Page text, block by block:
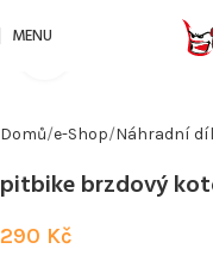
MENU
Kliknutím zvětšíte
Domů e-Shop Náhradní
pitbike brzdový
290 Kč